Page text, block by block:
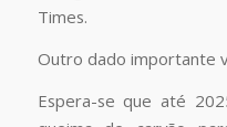
Times.
Outro dado importante
Espera-se que até